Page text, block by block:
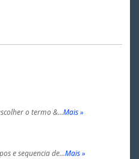
o termo &…Mais »
e sequencia de…Mais »